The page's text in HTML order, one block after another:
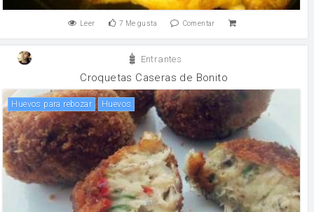
Leer 7 Me gusta Comentar
Entrantes
Croquetas Caseras de Bonito
Huevos para rebozar huevos